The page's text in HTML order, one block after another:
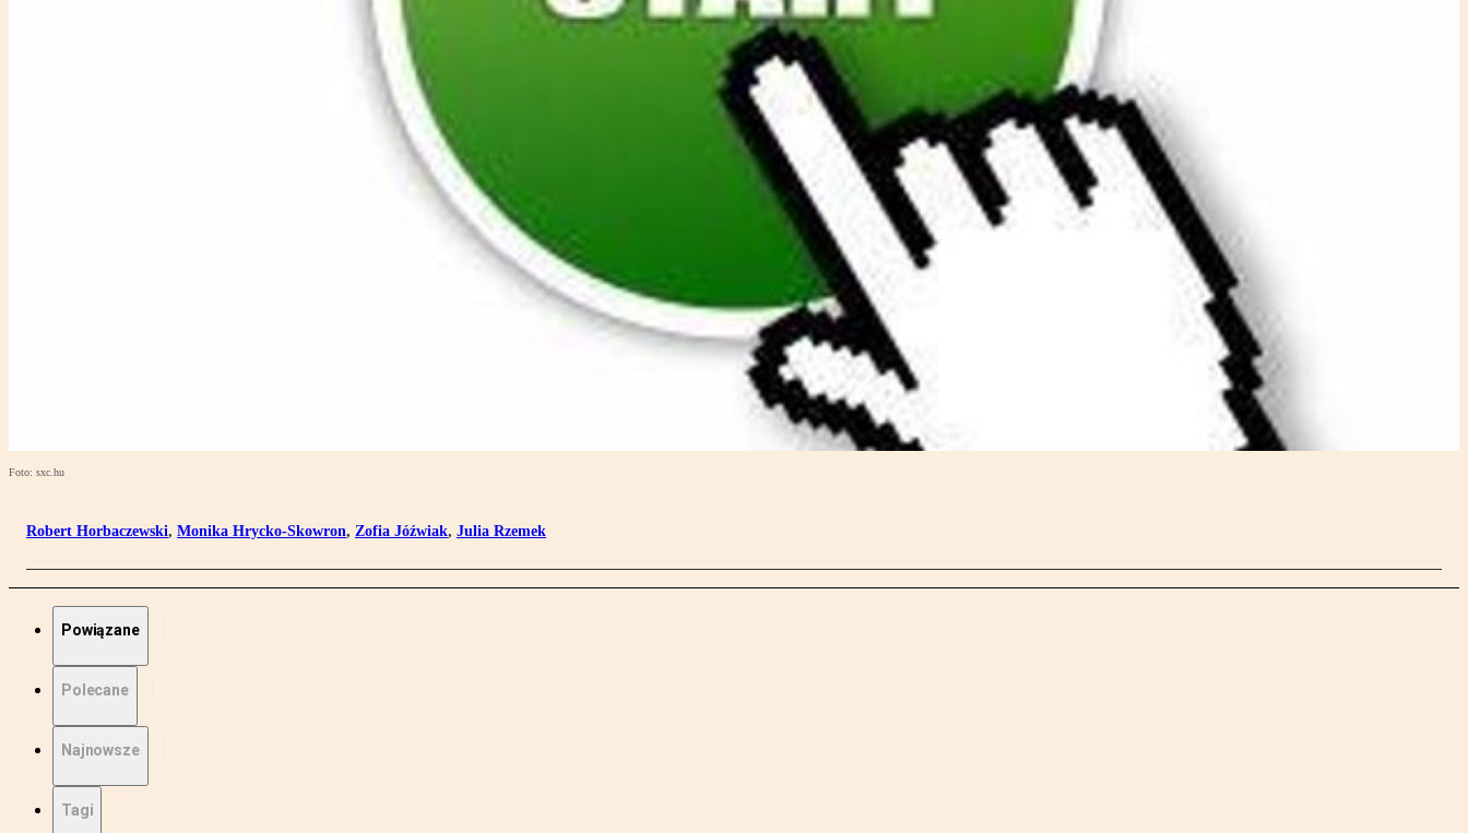
Foto: sxc.hu
Robert Horbaczewski, Monika Hrycko-Skowron, Zofia Jóźwiak, Julia Rzemek
Powiązane
Polecane
Najnowsze
Tagi